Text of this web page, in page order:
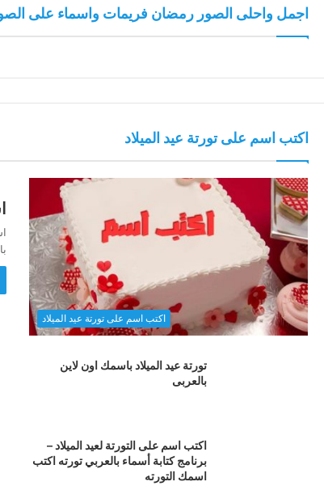
اجمل واحلى الصور رمضان فريمات واسماء على
اكتب اسم على تورتة عيد الميلاد
اكتب اسم على تورتة عيد الميلاد
تورتة عيد الميلاد باسمك اون لاين
بالعربى
اكتب اسم على التورتة لعيد الميلاد –
برنامج كتابة أسماء بالعربي تورته اكتب
اسمك التورته